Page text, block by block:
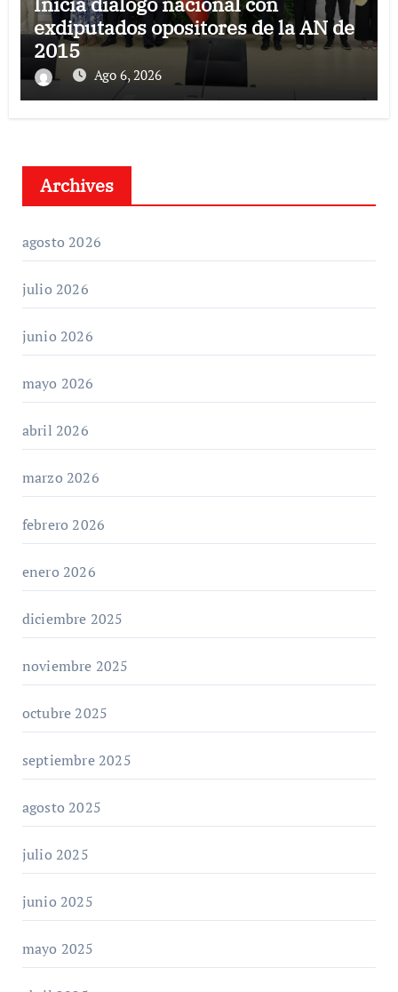
exdiputados opositores de la AN de
2015
Ago 6, 2026
Archives
agosto 2026
julio 2026
junio 2026
mayo 2026
abril 2026
marzo 2026
febrero 2026
enero 2026
diciembre 2025
noviembre 2025
octubre 2025
septiembre 2025
agosto 2025
julio 2025
junio 2025
mayo 2025